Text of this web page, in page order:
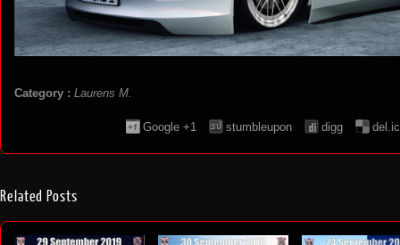
Category : Laurens M.
digg
stumbleupon
Google +1
Related Posts